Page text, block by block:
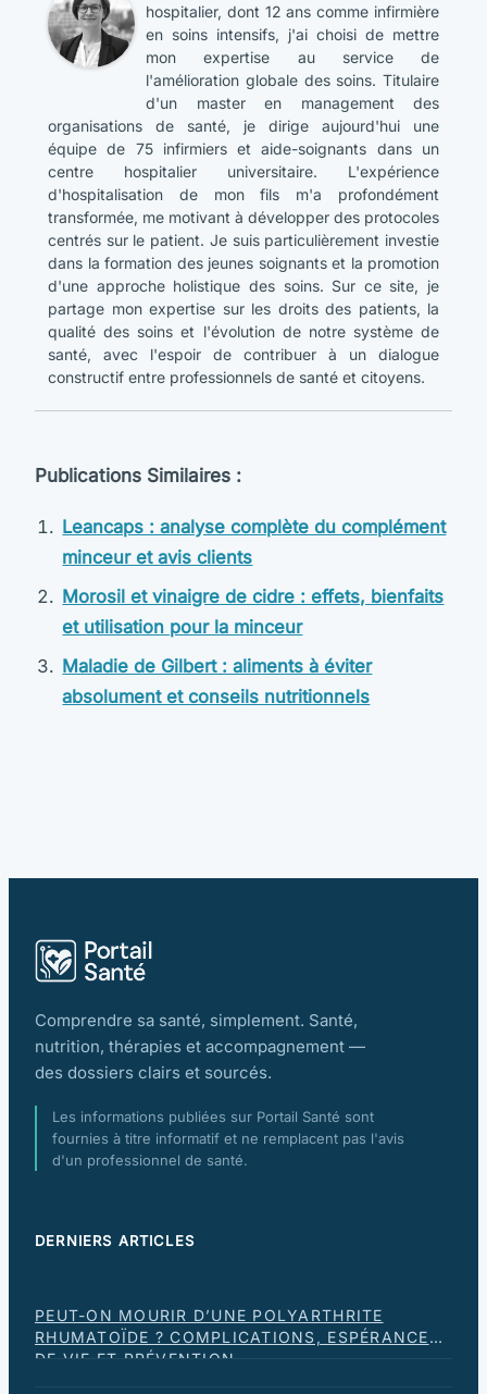
hospitalier, dont 12 ans comme infirmière
en soins intensifs, j'ai choisi de mettre
mon expertise au service de
l'amélioration globale des soins. Titulaire
d'un master en management des
organisations de santé, je dirige aujourd'hui une
équipe de 75 infirmiers et aide-soignants dans un
centre hospitalier universitaire. L'expérience
d'hospitalisation de mon fils m'a profondément
transformée, me motivant à développer des protocoles
centrés sur le patient. Je suis particulièrement investie
dans la formation des jeunes soignants et la promotion
d'une approche holistique des soins. Sur ce site, je
partage mon expertise sur les droits des patients, la
qualité des soins et l'évolution de notre système de
santé, avec l'espoir de contribuer à un dialogue
constructif entre professionnels de santé et citoyens.
Publications Similaires :
Leancaps : analyse complète du complément
minceur et avis clients
Morosil et vinaigre de cidre : effets, bienfaits
et utilisation pour la minceur
Maladie de Gilbert : aliments à éviter
absolument et conseils nutritionnels
Comprendre sa santé, simplement. Santé,
nutrition, thérapies et accompagnement —
des dossiers clairs et sourcés.
Les informations publiées sur Portail Santé sont
fournies à titre informatif et ne remplacent pas l'avis
d'un professionnel de santé.
DERNIERS ARTICLES
PEUT-ON MOURIR D’UNE POLYARTHRITE
RHUMATOÏDE ? COMPLICATIONS, ESPÉRANCE
DE VIE ET PRÉVENTION